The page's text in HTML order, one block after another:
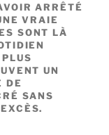
ARRÊTÉ
VRAIE
SONT LÀ
UN
DE
SANS